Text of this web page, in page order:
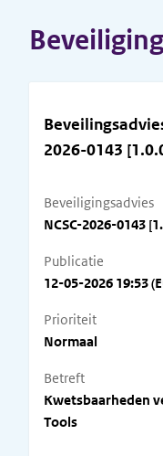
2026-0143
Beveiligingsadvies
NCSC-2026-0143
Publicatie
12-05-2026 19:53
Prioriteit
Normaal
Betreft
Kwetsbaarheden
Tools